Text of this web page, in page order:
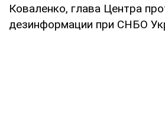
Коваленко, глава Центра
дезинформации при СНБО